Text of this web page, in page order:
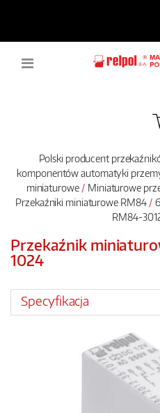
Polski producent
komponentów automatyki
miniaturowe
Miniaturowe
Przekaźniki miniaturowe RM84
RM84-
Przekaźnik
1024
Specyfikacja